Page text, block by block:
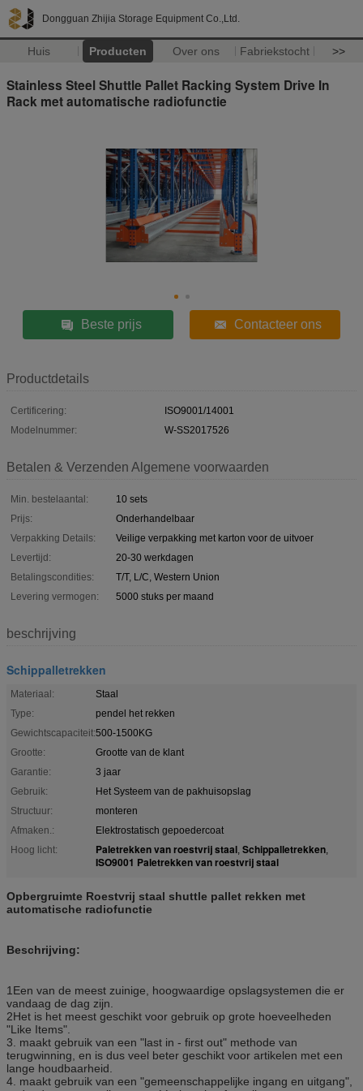
Dongguan Zhijia Storage Equipment Co.,Ltd.
Huis Producten Over ons Fabriekstocht >>
Stainless Steel Shuttle Pallet Racking System Drive In
Rack met automatische radiofunctie
Beste prijs Contacteer ons
Productdetails
Certificering:
ISO9001/14001
Modelnummer:
W-SS2017526
Betalen & Verzenden Algemene voorwaarden
Min. bestelaantal:
10 sets
Prijs:
Onderhandelbaar
Verpakking Details:
Veilige verpakking met karton voor de uitvoer
Levertijd:
20-30 werkdagen
Betalingscondities:
T/T, L/C, Western Union
Levering vermogen:
5000 stuks per maand
beschrijving
Schippalletrekken
Materiaal:
Staal
Type:
pendel het rekken
Gewichtscapaciteit:500-1500KG
Grootte:
Grootte van de klant
Garantie:
3 jaar
Gebruik:
Het Systeem van de pakhuisopslag
Structuur:
monteren
Afmaken.:
Elektrostatisch gepoedercoat
Hoog licht:
Paletrekken van roestvrij staal, Schippalletrekken,
ISO9001 Paletrekken van roestvrij staal
Opbergruimte Roestvrij staal shuttle pallet rekken met
automatische radiofunctie
Beschrijving:
1Een van de meest zuinige, hoogwaardige opslagsystemen die er
vandaag de dag zijn.
2Het is het meest geschikt voor gebruik op grote hoeveelheden
"Like Items".
3. maakt gebruik van een "last in - first out" methode van
terugwinning, en is dus veel beter geschikt voor artikelen met een
lange houdbaarheid.
4. maakt gebruik van een "gemeenschappelijke ingang en uitgang",